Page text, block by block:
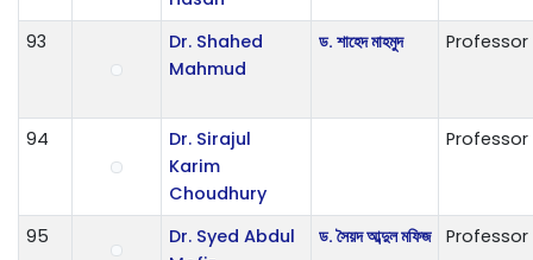
93
Dr. Shahed
Mahmud
ড. শাহেদ মাহমুদ Professor
94
Dr. Sirajul
Karim
Choudhury
Professor
95
Dr. Syed Abdul
ড. সৈয়দ আব্দুল মফিজ Professor